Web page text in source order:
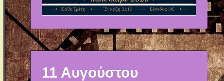
11 Αυγούστου